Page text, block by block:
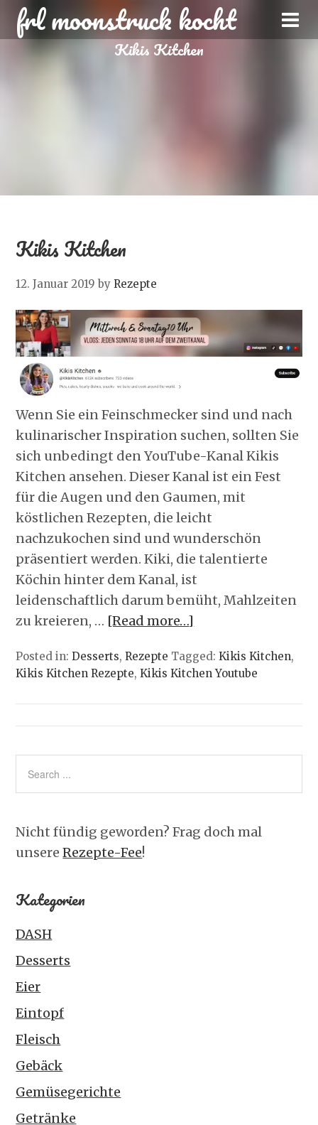
frl moonstruck kocht
Kikis Kitchen
Kikis Kitchen
12. Januar 2019 byRezepte
Wenn Sie ein Feinschmecker sind und nach
kulinarischer Inspiration suchen, sollten Sie
sich unbedingt den YouTube-Kanal Kikis
Kitchen ansehen. Dieser Kanal ist ein Fest
für die Augen und den Gaumen, mit
köstlichen Rezepten, die leicht
nachzukochen sind und wunderschön
präsentiert werden. Kiki, die talentierte
Köchin hinter dem Kanal, ist
leidenschaftlich darum bemüht, Mahlzeiten
zu kreieren, … [Read more…]
Posted in:Desserts,Rezepte Tagged:Kikis Kitchen,
Kikis Kitchen Rezepte,Kikis Kitchen Youtube
Nicht fündig geworden? Frag doch mal
unsereRezepte-Fee!
Kategorien
DASH
Desserts
Eier
Eintopf
Fleisch
Gebäck
Gemüsegerichte
Getränke